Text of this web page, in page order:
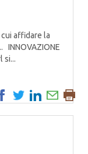
affidare la
INNOVAZIONE
si...